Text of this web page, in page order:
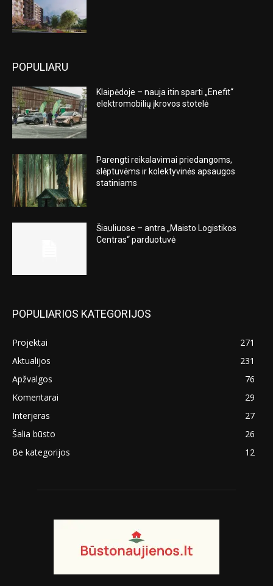
POPULIARU
Klaipėdoje – nauja itin sparti „Enefit“
elektromobilių įkrovos stotelė
Parengti reikalavimai priedangoms,
slėptuvėms ir kolektyvinės apsaugos
statiniams
Šiauliuose – antra „Maisto Logistikos
Centras“ parduotuvė
POPULIARIOS KATEGORIJOS
Projektai
271
Aktualijos
231
Apžvalgos
76
Komentarai
29
Interjeras
27
Šalia būsto
26
Be kategorijos
12